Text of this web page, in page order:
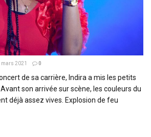
mars 2021 0
de sa carrière, Indira a mis les petits
son arrivée sur scène, les couleurs du
déjà assez vives. Explosion de feu